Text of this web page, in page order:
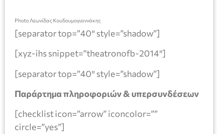
Photo Λεωνίδας Κουδουμογιαννάκης
[separator top=”40″ style=”shadow”]
[xyz-ihs snippet=”theatronofb-2014″]
[separator top=”40″ style=”shadow”]
Παράρτημα πληροφοριών & υπερσυνδέσεων
[checklist icon=”arrow” iconcolor=””
circle=”yes”]